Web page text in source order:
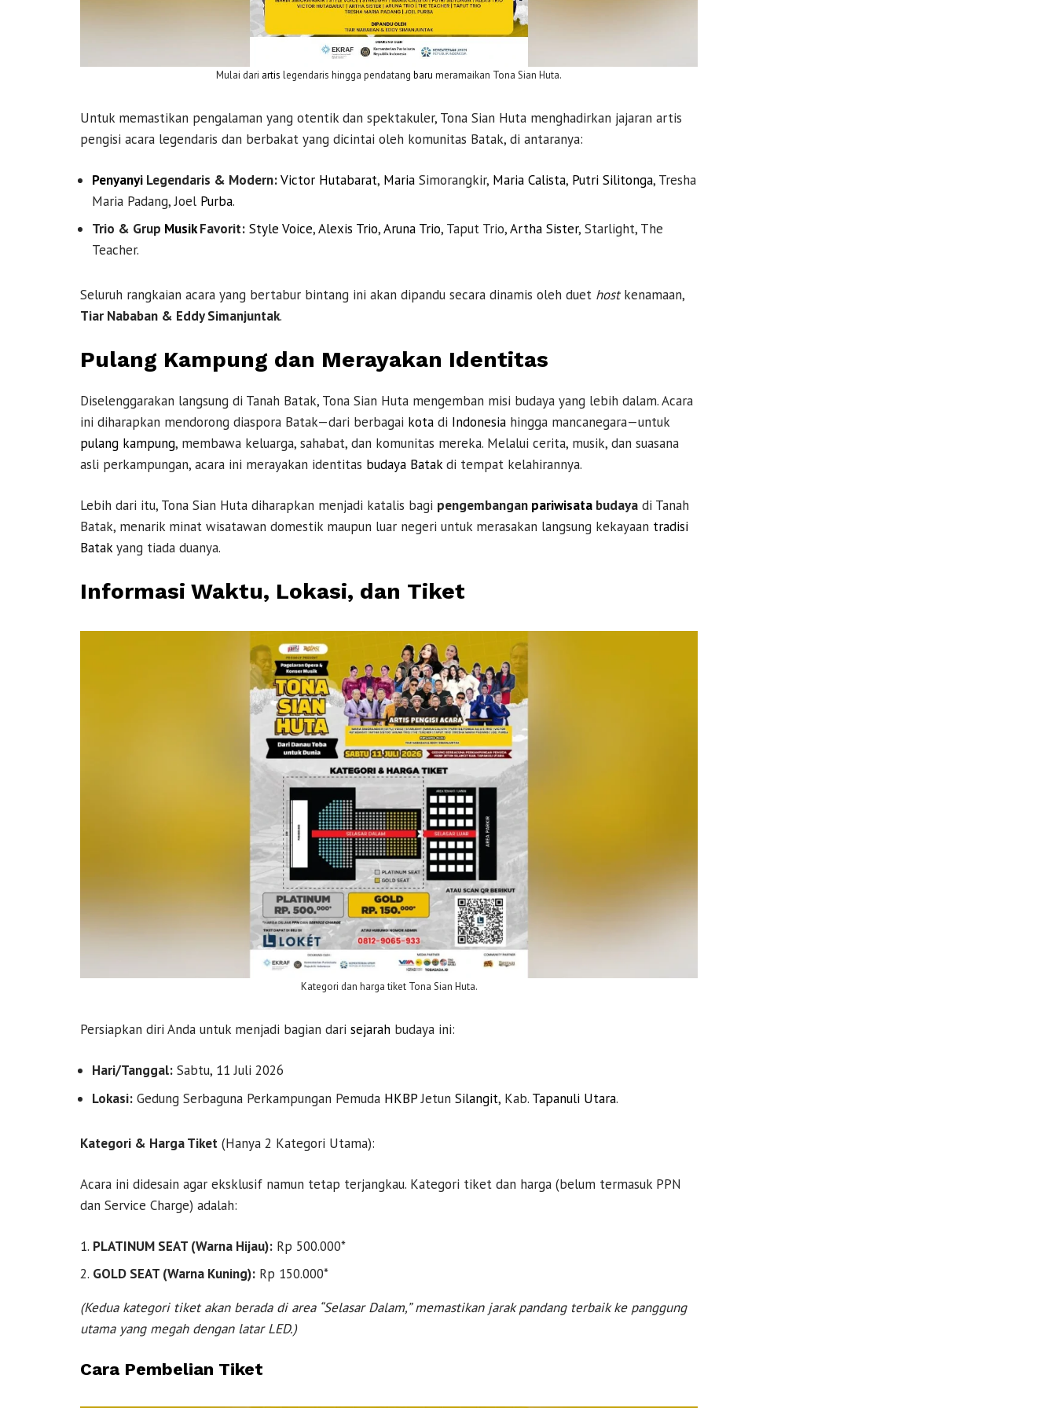
Mulai dari artis legendaris hingga pendatang baru meramaikan Tona Sian Huta.
Untuk memastikan pengalaman yang otentik dan spektakuler, Tona Sian Huta menghadirkan jajaran artis
pengisi acara legendaris dan berbakat yang dicintai oleh komunitas Batak, di antaranya:
Penyanyi Legendaris & Modern:Victor Hutabarat, Maria Simorangkir, Maria Calista, Putri Silitonga, Tresha
Maria Padang, Joel Purba.
Trio & Grup MusikFavorit: Style Voice,Alexis Trio,Aruna Trio, Taput Trio,Artha Sister, Starlight, The
Teacher.
Seluruh rangkaian acara yang bertabur bintang ini akan dipandu secara dinamis oleh duet hostkenamaan,
Tiar Nababan & Eddy Simanjuntak.
Pulang Kampung dan Merayakan Identitas
Diselenggarakan langsung di Tanah Batak, Tona Sian Huta mengemban misi budaya yang lebih dalam. Acara
ini diharapkan mendorong diaspora Batak—dari berbagai kota di Indonesia hingga mancanegara—untuk
pulang kampung, membawa keluarga, sahabat, dan komunitas mereka. Melalui cerita, musik, dan suasana
asli perkampungan, acara ini merayakan identitas budaya Batakdi tempat kelahirannya.
Lebih dari itu, Tona Sian Huta diharapkan menjadi katalis bagi pengembangan pariwisata budaya di Tanah
Batak, menarik minat wisatawan domestik maupun luar negeri untuk merasakan langsung kekayaan tradisi
Batakyang tiada duanya.
Informasi Waktu, Lokasi, dan Tiket
Kategori dan harga tiket Tona Sian Huta.
Persiapkan diri Anda untuk menjadi bagian dari sejarah budaya ini:
Hari/Tanggal: Sabtu, 11 Juli 2026
Lokasi: Gedung Serbaguna Perkampungan Pemuda HKBPJetun Silangit, Kab. Tapanuli Utara.
Kategori & Harga Tiket (Hanya 2 Kategori Utama):
Acara ini didesain agar eksklusif namun tetap terjangkau. Kategori tiket dan harga (belum termasuk PPN
dan Service Charge) adalah:
PLATINUM SEAT (Warna Hijau): Rp 500.000*
GOLD SEAT (Warna Kuning): Rp 150.000*
(Kedua kategori tiket akan berada di area “Selasar Dalam,” memastikan jarak pandang terbaik ke panggung
utama yang megah dengan latar LED.)
Cara Pembelian Tiket